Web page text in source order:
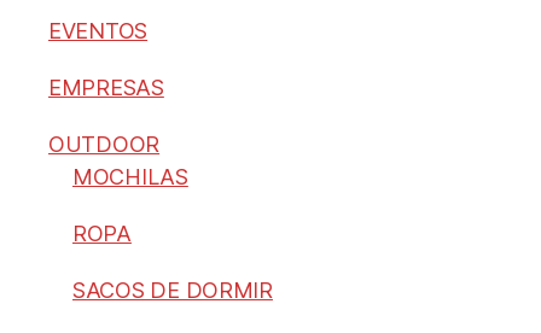
EVENTOS
EMPRESAS
OUTDOOR
MOCHILAS
ROPA
SACOS DE DORMIR